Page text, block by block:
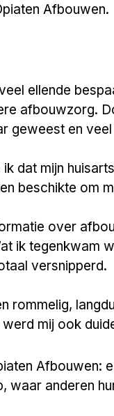
Afbouwen.
ellende
afbouwzorg.
geweest en
dat mijn
beschikte om
over
ik tegenkwam
versnipperd.
rommelig,
mij ook
Afbouwen:
waar anderen